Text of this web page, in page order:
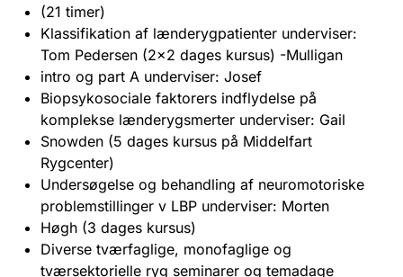
(21 timer)
Klassifikation af lænderygpatienter underviser:
Tom Pedersen (2×2 dages kursus) -Mulligan
intro og part A underviser: Josef
Biopsykosociale faktorers indflydelse på
komplekse lænderygsmerter underviser: Gail
Snowden (5 dages kursus på Middelfart
Rygcenter)
Undersøgelse og behandling af neuromotoriske
problemstillinger v LBP underviser: Morten
Høgh (3 dages kursus)
Diverse tværfaglige, monofaglige og
tværsektorielle ryg seminarer og temadage